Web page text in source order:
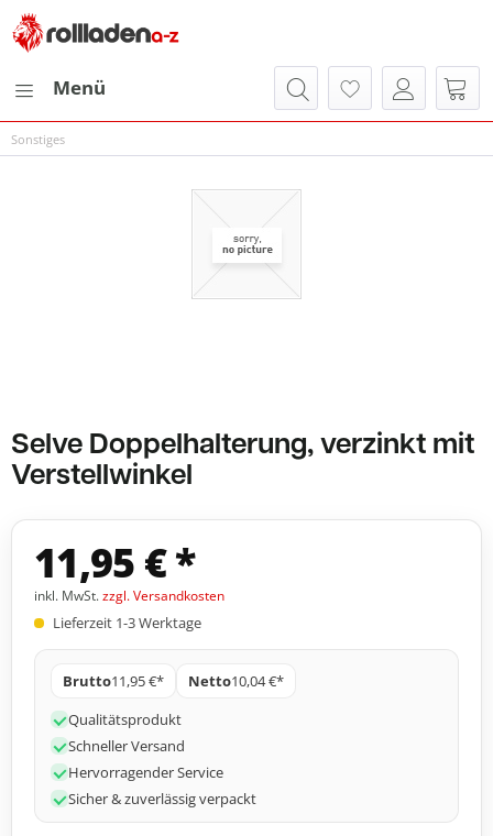
Menü
Sonstiges
Selve Doppelhalterung, verzinkt mit
Verstellwinkel
11,95 € *
inkl. MwSt.zzgl. Versandkosten
Lieferzeit 1-3 Werktage
Brutto11,95 €* Netto10,04 €*
Qualitätsprodukt
Schneller Versand
Hervorragender Service
Sicher & zuverlässig verpackt